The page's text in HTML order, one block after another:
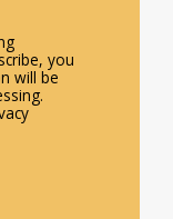
you
will be